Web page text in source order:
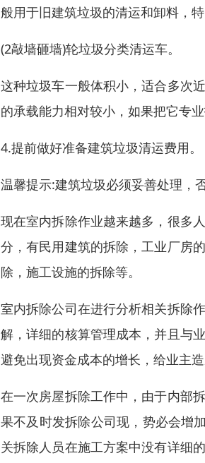
般用于旧建筑垃圾的清运和卸料，
(2敲墙砸墙)轮垃圾分类清运车。
这种垃圾车一般体积小，适合多次
的承载能力相对较小，如果把它专
4.提前做好准备建筑垃圾清运费用。
温馨提示:建筑垃圾必须妥善处理，
现在室内拆除作业越来越多，很多
分，有民用建筑的拆除，工业厂房
除，施工设施的拆除等。
室内拆除公司在进行分析相关拆除
解，详细的核算管理成本，并且与
避免出现资金成本的增长，给业主造
在一次房屋拆除工作中，由于内部
果不及时发拆除公司现，势必会增
关拆除人员在施工方案中没有详细